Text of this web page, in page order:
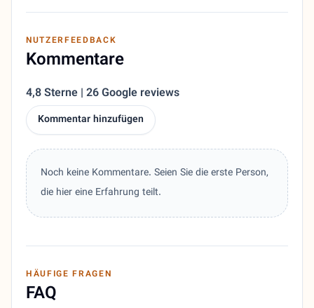
NUTZERFEEDBACK
Kommentare
4,8 Sterne | 26 Google reviews
Kommentar hinzufügen
Noch keine Kommentare. Seien Sie die erste Person,
die hier eine Erfahrung teilt.
HÄUFIGE FRAGEN
FAQ